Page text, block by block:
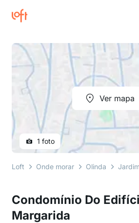
Condomínio Do
Margarida
Ver mapa
1 foto
Loft Onde morar Olinda